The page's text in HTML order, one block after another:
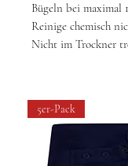
Bügeln bei maximal
Reinige chemisch
Nicht im Trockner
5er-Pack